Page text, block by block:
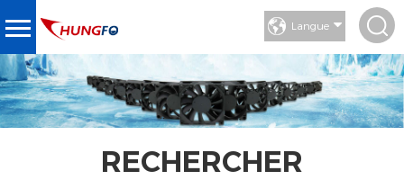
Langue
RECHERCHER